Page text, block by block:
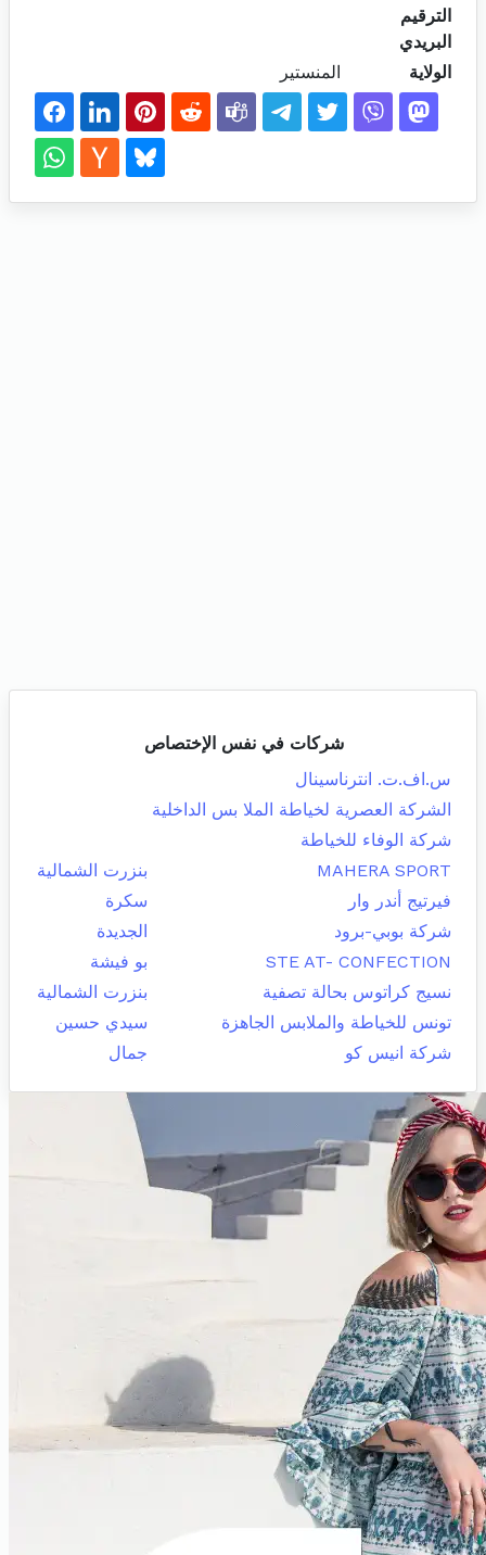
الترقيم
البريدي
الولاية
المنستير
شركات في نفس الإختصاص
س.اف.ت. انترناسينال
الشركة العصرية لخياطة الملا بس الداخلية
شركة الوفاء للخياطة
MAHERA SPORT
بنزرت الشمالية
فيرتيج أندر وار
سكرة
شركة بوبي-برود
الجديدة
STE AT- CONFECTION
بو فيشة
نسيج كراتوس بحالة تصفية
بنزرت الشمالية
تونس للخياطة والملابس الجاهزة
سيدي حسين
شركة انيس كو
جمال